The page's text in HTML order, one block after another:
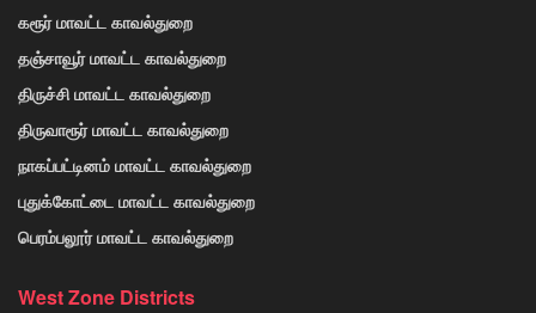
கரூர் மாவட்ட காவல்துறை
தஞ்சாவூர் மாவட்ட காவல்துறை
திருச்சி மாவட்ட காவல்துறை
திருவாரூர் மாவட்ட காவல்துறை
நாகப்பட்டினம் மாவட்ட காவல்துறை
புதுக்கோட்டை மாவட்ட காவல்துறை
பெரம்பலூர் மாவட்ட காவல்துறை
West Zone Districts